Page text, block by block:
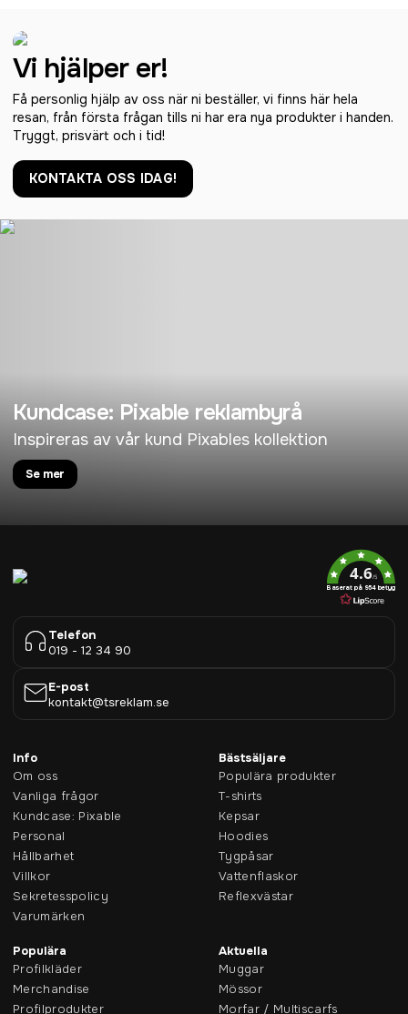
Vi hjälper er!
Få personlig hjälp av oss när ni beställer, vi finns här hela
resan, från första frågan tills ni har era nya produkter i handen.
Tryggt, prisvärt och i tid!
KONTAKTA OSS IDAG!
Kundcase: Pixable reklambyrå
Inspireras av vår kund Pixables kollektion
Se mer
4.6/5
Baserat på 954 betyg
Telefon
019 - 12 34 90
E-post
kontakt@tsreklam.se
Info
Om oss
Vanliga frågor
Kundcase: Pixable
Personal
Hållbarhet
Villkor
Sekretesspolicy
Varumärken
Bästsäljare
Populära produkter
T-shirts
Kepsar
Hoodies
Tygpåsar
Vattenflaskor
Reflexvästar
Populära
Profilkläder
Merchandise
Profilprodukter
Aktuella
Muggar
Mössor
Morfar / Multiscarfs